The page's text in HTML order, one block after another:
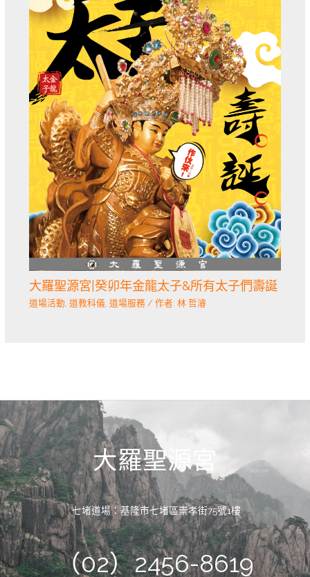
大羅聖源宮|癸卯年金龍太子&所有太子們壽誕
道場活動 道教科儀, 道場服務/ 作者: 林 哲濬
大羅聖源宮
七堵道場：基隆市七堵區崇孝街75號1樓
（02）2456-8619